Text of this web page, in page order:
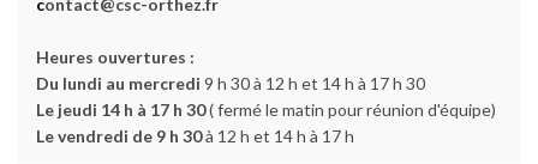
contact@csc-orthez.fr
Heures ouvertures :
Du lundi au mercredi 9 h 30 à 12 h et 14 h à 17 h 30
Le jeudi 14 h à 17 h 30( fermé le matin pour réunion d'équipe)
Le vendredi de 9 h 30à 12 h et 14 h à 17 h